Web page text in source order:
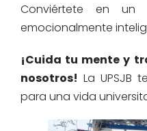
Conviértete en un
emocionalmente
¡Cuida tu mente y
nosotros! La UPSJB
para una vida